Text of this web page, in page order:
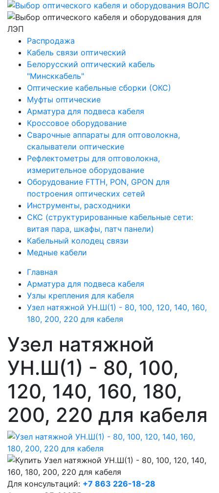
Распродажа
Кабель связи оптический
Белорусский оптический кабель
"Минсккабель"
Оптические кабельные сборки (ОКС)
Муфты оптические
Арматура для подвеса кабеля
Кроссовое оборудование
Сварочные аппараты для оптоволокна,
скалыватели оптические
Рефлектометры для оптоволокна,
измерительное оборудование
Оборудование FTTH, PON, GPON для
построения оптических сетей
Инструменты, расходники
СКС (структурированные кабельные сети: ​
витая пара, шкафы, патч панели)
Кабельный колодец связи
Медные кабели
Главная
Арматура для подвеса кабеля
Узлы крепления для кабеля
Узел натяжной УН.Ш(1) - 80, 100, 120, 140, 160,
180, 200, 220 для кабеля
Узел натяжной
УН.Ш(1) - 80, 100,
120, 140, 160, 180,
200, 220 для кабеля
Для консультаций: +7 863 226-18-28